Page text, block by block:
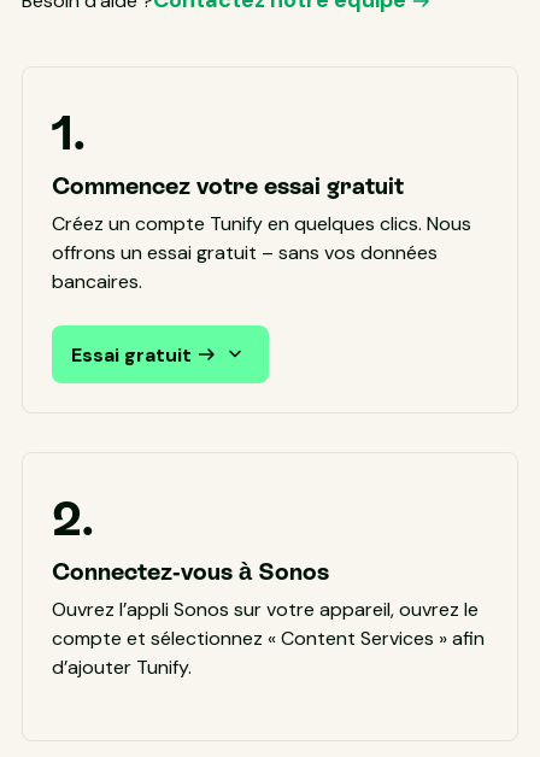
1.
Commencez votre essai gratuit
Créez un compte Tunify en quelques clics. Nous
offrons un essai gratuit – sans vos données
bancaires.
Essai gratuit
2.
Connectez-vous à Sonos
Ouvrez l’appli Sonos sur votre appareil, ouvrez le
compte et sélectionnez « Content Services » afin
d’ajouter Tunify.